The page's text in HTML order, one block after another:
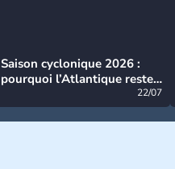
Saison cyclonique 2026 :
pourquoi l’Atlantique reste
22/07